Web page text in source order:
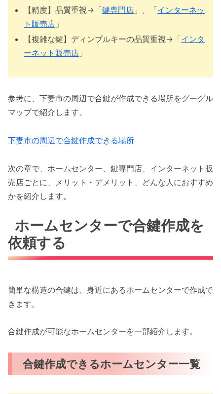
【精度】品質重視→「鍵専門店 」、「インターネッ
ト販売店 」
【複雑な鍵】ディンプルキーの品質重視→「インタ
ーネット販売店 」
参考に、下妻市の周辺で合鍵が作成できる場所をグーグル
マップで紹介します。
下妻市の周辺で合鍵作成できる場所
次の章で、ホームセンター、鍵専門店、インターネット販
売店ごとに、メリット・デメリット、どんな人におすすめ
かを紹介します。
ホームセンターで合鍵作成を
依頼する
簡単な構造の合鍵は、身近にあるホームセンターで作成で
きます。
合鍵作成が可能なホームセンターを一部紹介します。
合鍵作成できるホームセンター一覧